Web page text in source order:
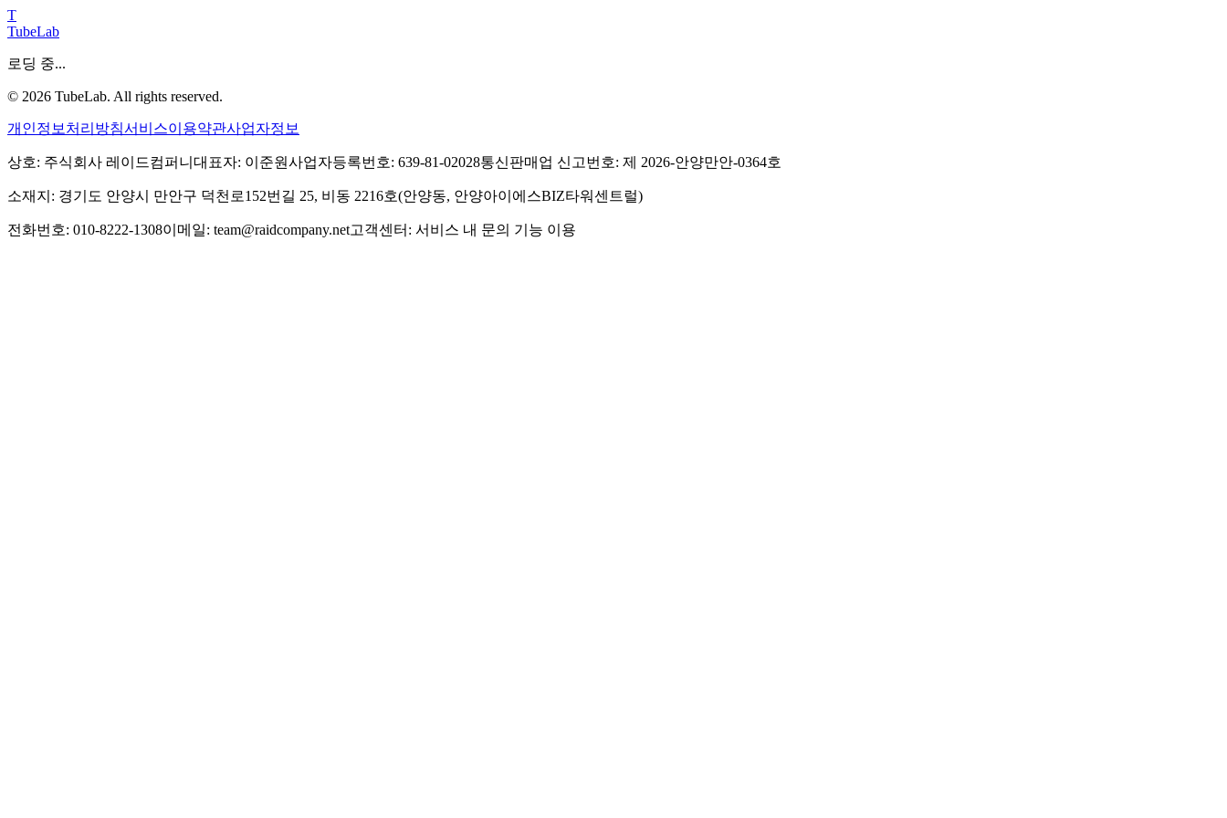
T
TubeLab
로딩 중...
© 2026 TubeLab. All rights reserved.
개인정보처리방침서비스이용약관사업자정보
상호: 주식회사 레이드컴퍼니 대표자: 이준원사업자등록번호: 639-81-02028통신판매업 신고번호: 제 2026-안양만안-0364호
소재지: 경기도 안양시 만안구 덕천로152번길 25, 비동 2216호(안양동, 안양아이에스BIZ타워센트럴)
전화번호: 010-8222-1308이메일: team@raidcompany.net고객센터: 서비스 내 문의 기능 이용